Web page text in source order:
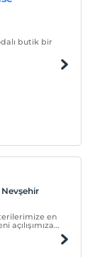
butik bir
en
açılışımıza